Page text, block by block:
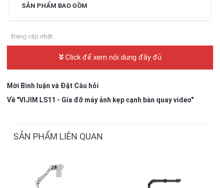
SẢN PHẨM BAO GỒM
Đang cập nhật...
Click để xem nội dung đầy đủ
Mời Bình luận và Đặt Câu hỏi
Về "VIJIM LS11 - Gía đỡ máy ảnh kẹp cạnh bàn quay video"
SẢN PHẨM LIÊN QUAN